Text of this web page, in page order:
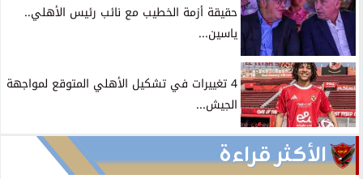
حقيقة أزمة الخطيب مع نائب رئيس الأهلي..
ياسين...
4 تغييرات في تشكيل الأهلي المتوقع لمواجهة
الجيش...
الأكثر قراءة